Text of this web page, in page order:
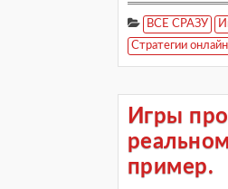
ВСЕ СРАЗУ
Стратегии
Игры
пример.